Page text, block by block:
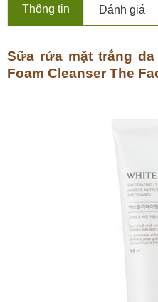
Thông tin Đánh giá
Sữa rửa mặt trắng da
Foam Cleanser The